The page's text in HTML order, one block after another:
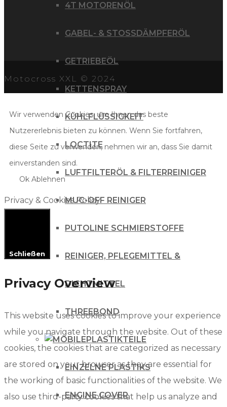
4T MOTORENÖL
GABEL- & STOSSDÄMPFERÖL
GETRIEBEÖL
KETTENSPRAY
KÜHLFLÜSSIGKEIT
LOCTITE
LUFTFILTERÖL & FILTERREINIGER
MUC-OFF REINIGER
PUTOLINE SCHMIERSTOFFE
REINIGER, PFLEGEMITTEL &
DICHTMITTEL
THREEBOND
PLASTIKTEILE
EINZELNE PLASTIKS
ENGINE COVER
Motocross XXL © 2024
Wir verwenden Cookies, um Ihnen das beste
Nutzererlebnis bieten zu können. Wenn Sie fortfahren,
diese Seite zu verwenden, nehmen wir an, dass Sie damit
einverstanden sind.
Ok Ablehnen
Privacy & Cookies Policy
Schließen
Privacy Overview
This website uses cookies to improve your experience
while you navigate through the website. Out of these
cookies, the cookies that are categorized as necessary
are stored on your browser as they are essential for
the working of basic functionalities of the website. We
also use third-party cookies that help us analyze and